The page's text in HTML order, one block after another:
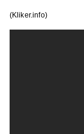
(Kliker.info)